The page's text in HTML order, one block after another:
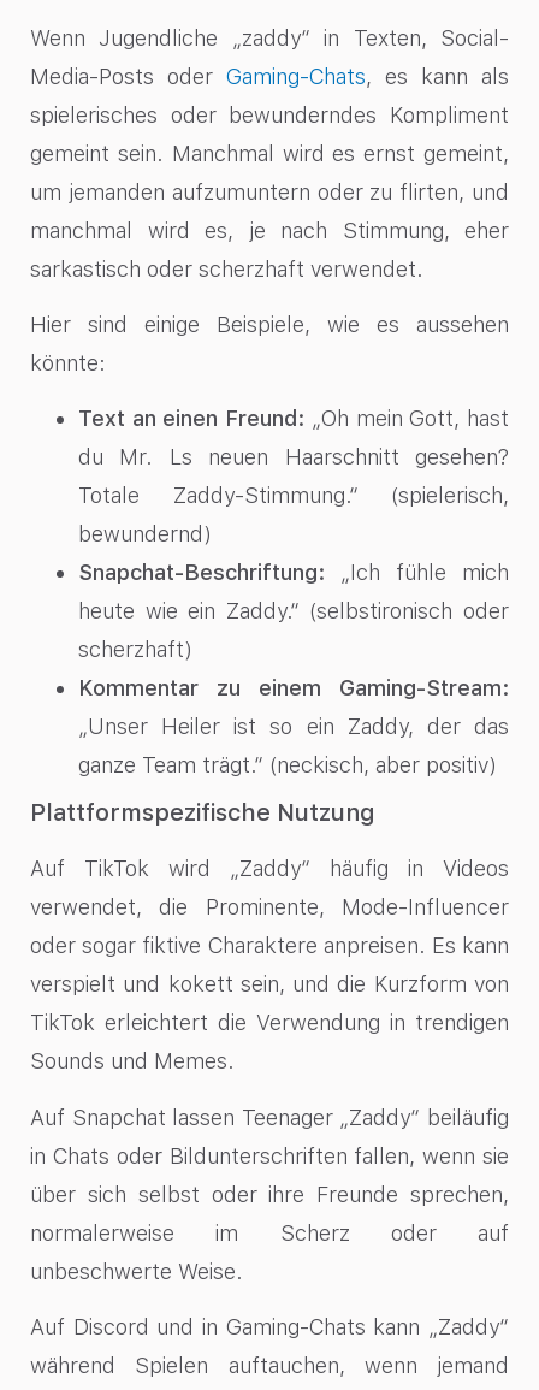
Wenn Jugendliche „zaddy“ in Texten, Social-
Media-Posts oder Gaming-Chats, es kann als
spielerisches oder bewunderndes Kompliment
gemeint sein. Manchmal wird es ernst gemeint,
um jemanden aufzumuntern oder zu flirten, und
manchmal wird es, je nach Stimmung, eher
sarkastisch oder scherzhaft verwendet.
Hier sind einige Beispiele, wie es aussehen
könnte:
Text an einen Freund: „Oh mein Gott, hast
du Mr. Ls neuen Haarschnitt gesehen?
Totale Zaddy-Stimmung.“ (spielerisch,
bewundernd)
Snapchat-Beschriftung: „Ich fühle mich
heute wie ein Zaddy.“ (selbstironisch oder
scherzhaft)
Kommentar zu einem Gaming-Stream:
„Unser Heiler ist so ein Zaddy, der das
ganze Team trägt.“ (neckisch, aber positiv)
Plattformspezifische Nutzung
Auf TikTok wird „Zaddy“ häufig in Videos
verwendet, die Prominente, Mode-Influencer
oder sogar fiktive Charaktere anpreisen. Es kann
verspielt und kokett sein, und die Kurzform von
TikTok erleichtert die Verwendung in trendigen
Sounds und Memes.
Auf Snapchat lassen Teenager „Zaddy“ beiläufig
in Chats oder Bildunterschriften fallen, wenn sie
über sich selbst oder ihre Freunde sprechen,
normalerweise im Scherz oder auf
unbeschwerte Weise.
Auf Discord und in Gaming-Chats kann „Zaddy“
während Spielen auftauchen, wenn jemand